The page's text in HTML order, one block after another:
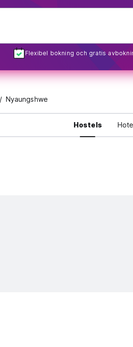
Flexibel bokning och gratis
Nyaungshwe
Hostels